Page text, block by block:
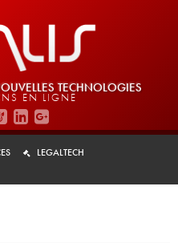
TECHNOLOGIES
EN LIGNE
LEGALTECH